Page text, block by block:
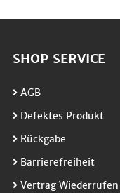
SHOP SERVICE
AGB
Defektes Produkt
Rückgabe
Barrierefreiheit
Vertrag Wiederrufen